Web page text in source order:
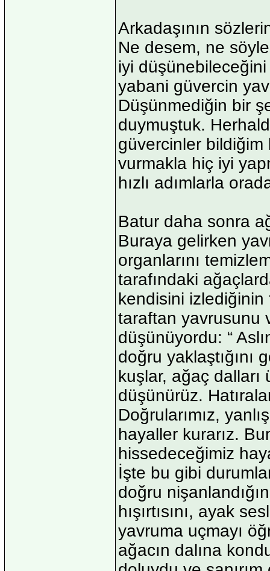
Arkadaşının
Ne desem, ne
iyi
yabani güvercin
Düşünmediğin bir
duymuştuk.
güvercinler bildiğim
vurmakla hiç iyi
hızlı adımlarla
Batur daha sonra
Buraya gelirken
organlarını
tarafındaki
kendisini izlediğinin
taraftan yavrusunu
düşünüyordu: “
doğru yaklaştığını
kuşlar, ağaç
düşünürüz.
Doğrularımız,
hayaller kurarız.
hissedeceğimiz
İşte bu gibi
doğru
hışırtısını, ayak
yavruma uçmayı
ağacın dalına